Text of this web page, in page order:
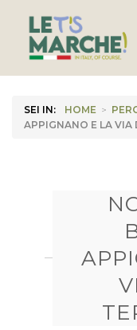
SEI IN: HOME >
APPIGNANO E LA VIA